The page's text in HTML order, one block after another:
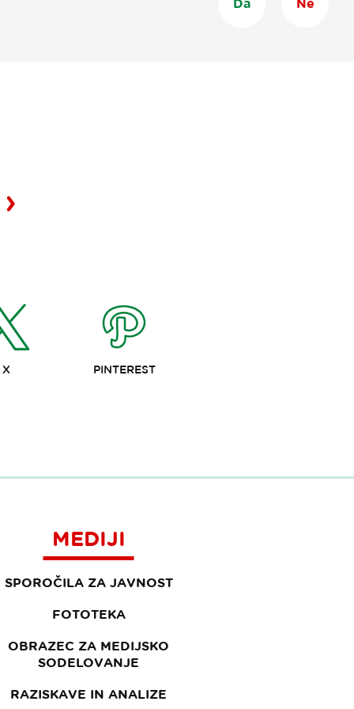
Da Ne
X PINTEREST
MEDIJI
SPOROČILA ZA JAVNOST
FOTOTEKA
OBRAZEC ZA MEDIJSKO
SODELOVANJE
RAZISKAVE IN ANALIZE